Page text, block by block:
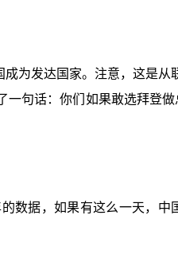
为发达国家。注意，这是
句话：你们如果敢选拜登
数据，如果有这么一天，中